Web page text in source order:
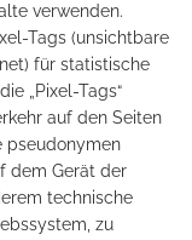
verwenden.
Tags (unsichtbare
für statistische
„Pixel-Tags“
auf den Seiten
pseudonymen
dem Gerät der
technische
zu